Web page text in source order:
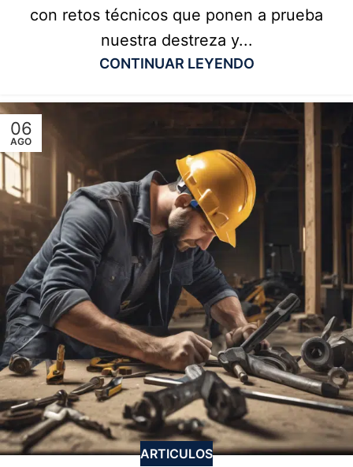
con retos técnicos que ponen a prueba
nuestra destreza y...
CONTINUAR LEYENDO
06
AGO
ARTICULOS